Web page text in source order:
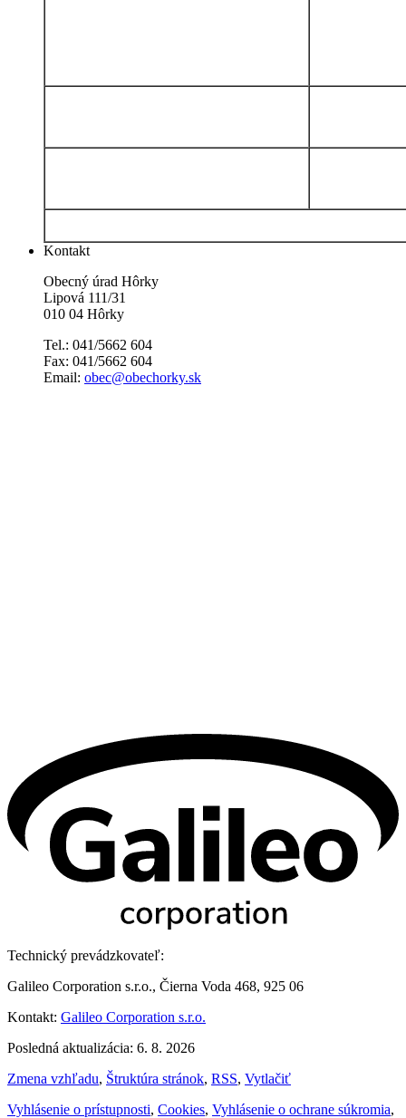
Kontakt
Obecný úrad Hôrky
Lipová 111/31
010 04 Hôrky
Tel.: 041/5662 604
Fax: 041/5662 604
Email: obec@obechorky.sk
Technický prevádzkovateľ:
Galileo Corporation s.r.o., Čierna Voda 468, 925 06
Kontakt: Galileo Corporation s.r.o.
Posledná aktualizácia: 6. 8. 2026
Zmena vzhľadu, Štruktúra stránok, RSS, Vytlačiť
Vyhlásenie o prístupnosti, Cookies, Vyhlásenie o ochrane súkromia,